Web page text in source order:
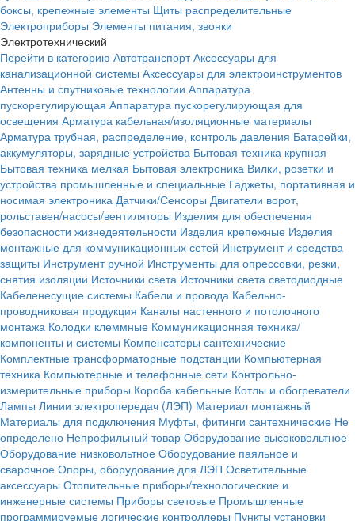
боксы, крепежные элементы Щиты распределительные
Электроприборы Элементы питания, звонки
Электротехнический
Перейти в категорию Автотранспорт Аксессуары для
канализационной системы Аксессуары для электроинструментов
Антенны и спутниковые технологии Аппаратура
пускорегулирующая Аппаратура пускорегулирующая для
освещения Арматура кабельная/изоляционные материалы
Арматура трубная, распределение, контроль давления Батарейки,
аккумуляторы, зарядные устройства Бытовая техника крупная
Бытовая техника мелкая Бытовая электроника Вилки, розетки и
устройства промышленные и специальные Гаджеты, портативная и
носимая электроника Датчики/Сенсоры Двигатели ворот,
рольставен/насосы/вентиляторы Изделия для обеспечения
безопасности жизнедеятельности Изделия крепежные Изделия
монтажные для коммуникационных сетей Инструмент и средства
защиты Инструмент ручной Инструменты для опрессовки, резки,
снятия изоляции Источники света Источники света светодиодные
Кабеленесущие системы Кабели и провода Кабельно-
проводниковая продукция Каналы настенного и потолочного
монтажа Колодки клеммные Коммуникационная техника/
компоненты и системы Компенсаторы сантехнические
Комплектные трансформаторные подстанции Компьютерная
техника Компьютерные и телефонные сети Контрольно-
измерительные приборы Короба кабельные Котлы и обогреватели
Лампы Линии электропередач (ЛЭП) Материал монтажный
Материалы для подключения Муфты, фитинги сантехнические Не
определено Непрофильный товар Оборудование высоковольтное
Оборудование низковольтное Оборудование паяльное и
сварочное Опоры, оборудование для ЛЭП Осветительные
аксессуары Отопительные приборы/технологические и
инженерные системы Приборы световые Промышленные
программируемые логические контроллеры Пункты установки